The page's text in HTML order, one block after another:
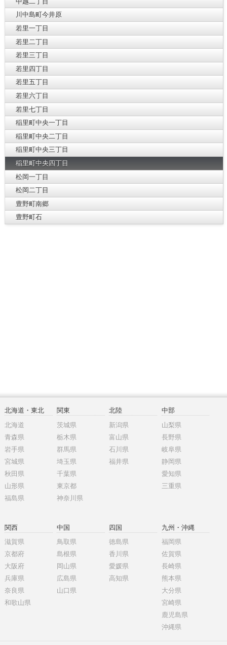
川中島町今井原
若里一丁目
若里二丁目
若里三丁目
若里四丁目
若里五丁目
若里六丁目
若里七丁目
稲里町中央一丁目
稲里町中央二丁目
稲里町中央三丁目
稲里町中央四丁目
松岡一丁目
松岡二丁目
豊野町南郷
豊野町石
北海道・東北
北海道
青森県
岩手県
宮城県
秋田県
山形県
福島県
関東
茨城県
栃木県
群馬県
埼玉県
千葉県
東京都
神奈川県
北陸
新潟県
富山県
石川県
福井県
中部
山梨県
長野県
岐阜県
静岡県
愛知県
三重県
関西
滋賀県
京都府
大阪府
兵庫県
奈良県
和歌山県
中国
鳥取県
島根県
岡山県
広島県
山口県
四国
徳島県
香川県
愛媛県
高知県
九州・沖縄
福岡県
佐賀県
長崎県
熊本県
大分県
宮崎県
鹿児島県
沖縄県